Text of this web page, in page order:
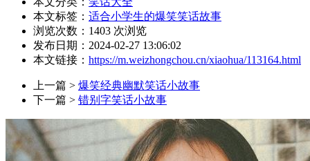
本文标签： 适合小学生的爆笑笑话故事
浏览次数： 1403 次浏览
发布日期：2024-02-27 13:06:02
本文链接： https://m.weizhongchou.cn/xiaohua/113164.html
上一篇 > 爆笑经典幽默笑话小故事
下一篇 > 错别字笑话小故事